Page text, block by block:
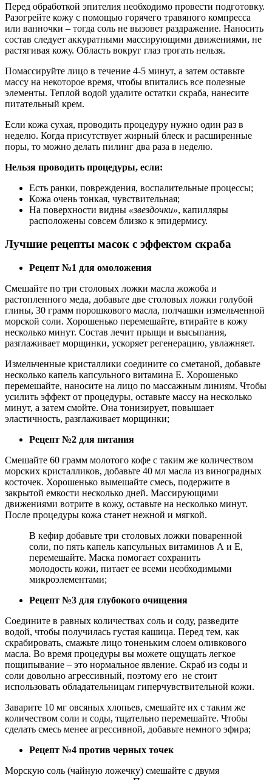
Перед обработкой эпителия необходимо провести подготовку.
Разогрейте кожу с помощью горячего травяного компресса
или ванночки – тогда соль не вызовет раздражение. Наносить
состав следует аккуратными массирующими движениями, не
растягивая кожу. Область вокруг глаз трогать нельзя.
Помассируйте лицо в течение 4-5 минут, а затем оставьте
массу на некоторое время, чтобы впитались все полезные
элементы. Теплой водой удалите остатки скраба, нанесите
питательный крем.
Если кожа сухая, проводить процедуру нужно один раз в
неделю. Когда присутствует жирный блеск и расширенные
поры, то можно делать пилинг два раза в неделю.
Нельзя проводить процедуры, если:
Есть ранки, повреждения, воспалительные процессы;
Кожа очень тонкая, чувствительная;
На поверхности видны «звездочки», капилляры
расположены совсем близко к эпидермису.
Лучшие рецепты масок с эффектом скраба
Рецепт №1 для омоложения
Смешайте по три столовых ложки масла жожоба и
растопленного меда, добавьте две столовых ложки голубой
глины, 30 грамм порошкового масла, полчашки измельченной
морской соли. Хорошенько перемешайте, втирайте в кожу
несколько минут. Состав лечит прыщи и высыпания,
разглаживает морщинки, ускоряет регенерацию, увлажняет.
Измельченные кристаллики соедините со сметаной, добавьте
несколько капель капсульного витамина Е. Хорошенько
перемешайте, наносите на лицо по массажным линиям. Чтобы
усилить эффект от процедуры, оставьте массу на несколько
минут, а затем смойте. Она тонизирует, повышает
эластичность, разглаживает морщинки;
Рецепт №2 для питания
Смешайте 60 грамм молотого кофе с таким же количеством
морских кристалликов, добавьте 40 мл масла из виноградных
косточек. Хорошенько вымешайте смесь, подержите в
закрытой емкости несколько дней. Массирующими
движениями вотрите в кожу, оставьте на несколько минут.
После процедуры кожа станет нежной и мягкой.
В кефир добавьте три столовых ложки поваренной
соли, по пять капель капсульных витаминов А и Е,
перемешайте. Маска помогает сохранить
молодость кожи, питает ее всеми необходимыми
микроэлементами;
Рецепт №3 для глубокого очищения
Соедините в равных количествах соль и соду, разведите
водой, чтобы получилась густая кашица. Перед тем, как
скрабировать, смажьте лицо тоненьким слоем оливкового
масла. Во время процедуры вы можете ощущать легкое
пощипывание – это нормальное явление. Скраб из соды и
соли довольно агрессивный, поэтому его не стоит
использовать обладательницам гиперчувствительной кожи.
Заварите 10 мг овсяных хлопьев, смешайте их с таким же
количеством соли и соды, тщательно перемешайте. Чтобы
сделать смесь менее агрессивной, добавьте немного эфира;
Рецепт №4 против черных точек
Морскую соль (чайную ложечку) смешайте с двумя